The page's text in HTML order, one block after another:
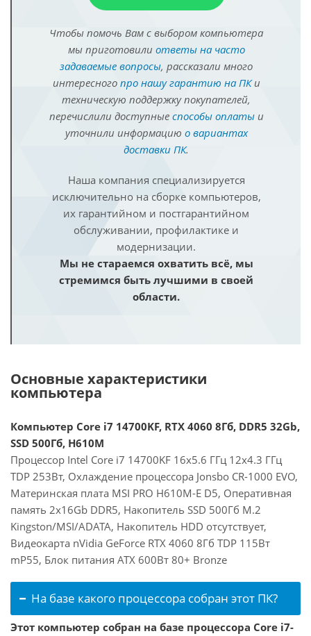
Чтобы помочь Вам с выбором компьютера
мы приготовили ответы на часто
задаваемые вопросы, рассказали много
интересного про нашу гарантию на ПКи
техническую поддержку покупателей,
перечислили доступные способы оплатыи
уточнили информацию о вариантах
доставки ПК.
Наша компания специализируется
исключительно на сборке компьютеров,
их гарантийном и постгарантийном
обслуживании, профилактике и
модернизации.
Мы не стараемся охватить всё, мы
стремимся быть лучшими в своей
области.
Основные характеристики
компьютера
Компьютер Core i7 14700KF, RTX 4060 8Гб, DDR5 32Gb,
SSD 500Гб, H610M
Процессор Intel Core i7 14700KF 16x5.6 ГГц 12x4.3 ГГц
TDP 253Вт, Охлаждение процессора Jonsbo CR-1000 EVO,
Материнская плата MSI PRO H610M-E D5, Оперативная
память 2x16Gb DDR5, Накопитель SSD 500Гб M.2
Kingston/MSI/ADATA, Накопитель HDD отсутствует,
Видеокарта nVidia GeForce RTX 4060 8Гб TDP 115Вт
mP55, Блок питания ATX 600Вт 80+ Bronze
На базе какого процессора собран этот ПК?
Этот компьютер собран на базе процессора Core i7-